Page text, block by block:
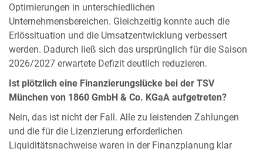
Optimierungen in unterschiedlichen
Unternehmensbereichen. Gleichzeitig konnte auch die
Erlössituation und die Umsatzentwicklung verbessert
werden. Dadurch ließ sich das ursprünglich für die Saison
2026/2027 erwartete Defizit deutlich reduzieren.
Ist plötzlich eine Finanzierungslücke bei der TSV
München von 1860 GmbH & Co. KGaA aufgetreten?
Nein, das ist nicht der Fall. Alle zu leistenden Zahlungen
und die für die Lizenzierung erforderlichen
Liquiditätsnachweise waren in der Finanzplanung klar